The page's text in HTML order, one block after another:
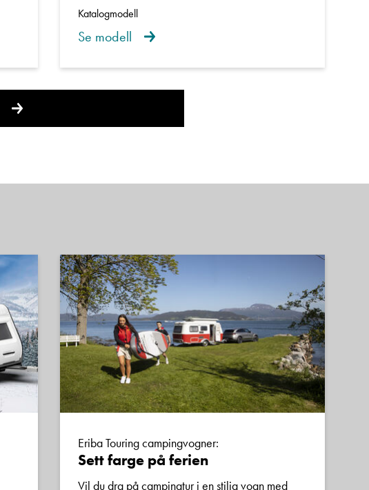
Katalogmodell
Se modell
Eriba Touring campingvogner:
Sett farge på ferien
Vil du dra på campingtur i en stilig vogn med